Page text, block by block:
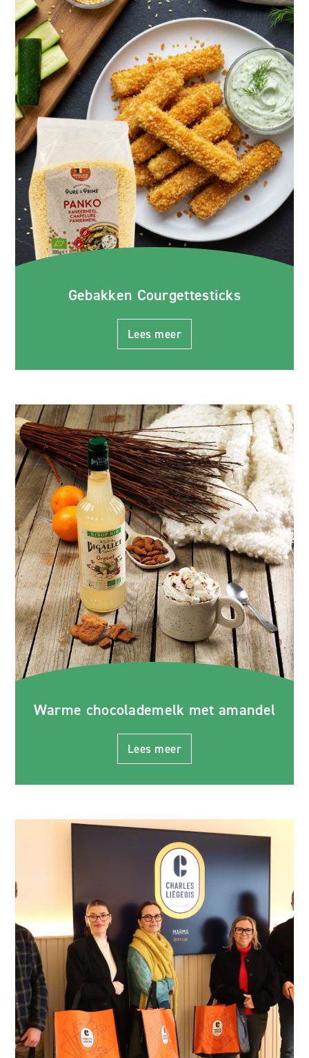
Gebakken Courgettesticks
Lees meer
Warme chocolademelk met amandel
Lees meer